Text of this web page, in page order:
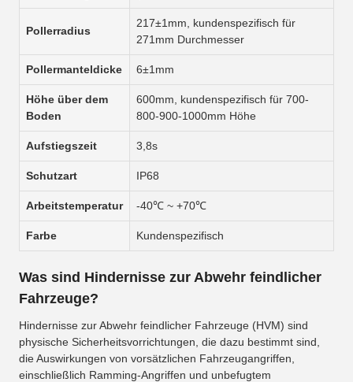
Pollerradius
217±1mm, kundenspezifisch für
271mm Durchmesser
Pollermanteldicke 6±1mm
Höhe über dem
Boden
600mm, kundenspezifisch für 700-
800-900-1000mm Höhe
Aufstiegszeit 3,8s
Schutzart IP68
Arbeitstemperatur -40℃ ~ +70℃
Farbe Kundenspezifisch
Was sind Hindernisse zur Abwehr feindlicher
Fahrzeuge?
Hindernisse zur Abwehr feindlicher Fahrzeuge (HVM) sind
physische Sicherheitsvorrichtungen, die dazu bestimmt sind,
die Auswirkungen von vorsätzlichen Fahrzeugangriffen,
einschließlich Ramming-Angriffen und unbefugtem